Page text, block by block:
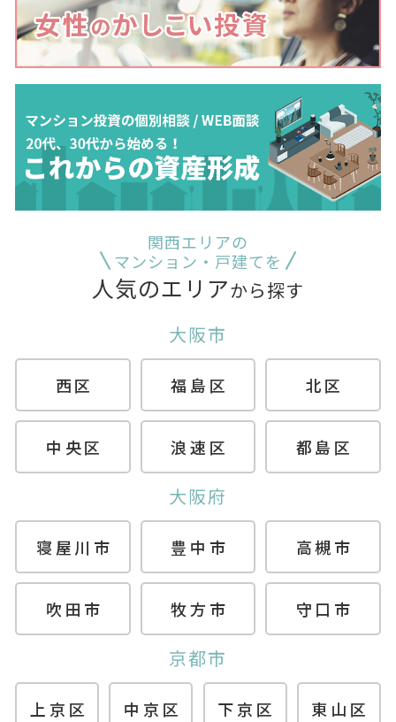
関西エリアの
マンション・戸建てを
人気のエリアから探す
大阪市
西区 福島区 北区
中央区 浪速区 都島区
大阪府
寝屋川市 豊中市 高槻市
吹田市 牧方市 守口市
京都市
上京区 中京区 下京区 東山区